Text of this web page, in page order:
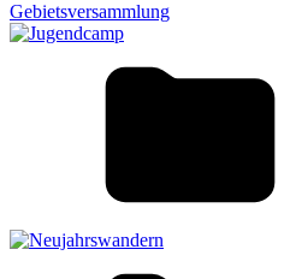
Gebietsversammlung